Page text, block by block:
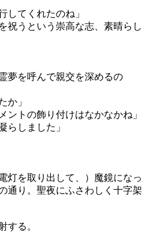
してくれたのね」
祝うという崇高な志、素晴らし
夢を呼んで親交を深めるの
か」
ントの飾り付けはなかなかね」
らしました」
灯を取り出して、）魔鏡になっ
通り。聖夜にふさわしく十字架
する。